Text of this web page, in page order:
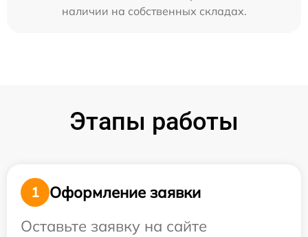
наличии на собственных складах.
Этапы работы
1
Оформление заявки
Оставьте заявку на сайте